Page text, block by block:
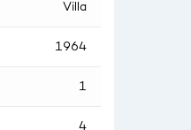
Villa
1964
1
4